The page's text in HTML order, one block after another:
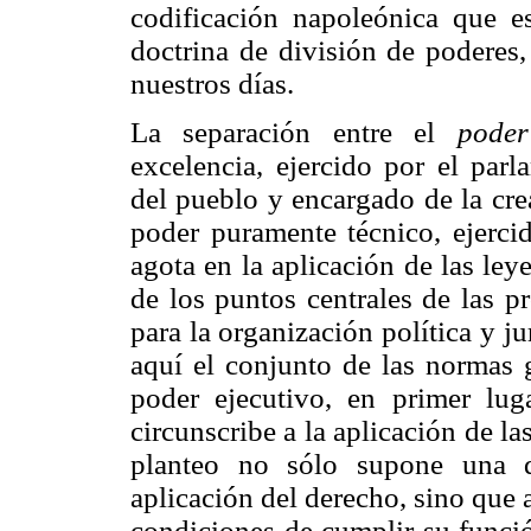
codificación napoleónica que
doctrina de división de
nuestros días.
La separación entre el
excelencia, ejercido por el
del pueblo y encargado de la
poder puramente técnico,
agota en la aplicación de las
de los puntos centrales de las
para la organización política y
aquí el conjunto de las normas
poder ejecutivo, en primer
circunscribe a la aplicación de
planteo no sólo supone
aplicación del derecho, sino que